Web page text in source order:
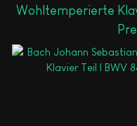
Wohltemperierte